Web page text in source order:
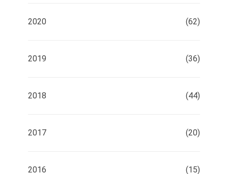
2020 (62)
2019 (36)
2018 (44)
2017 (20)
2016 (15)